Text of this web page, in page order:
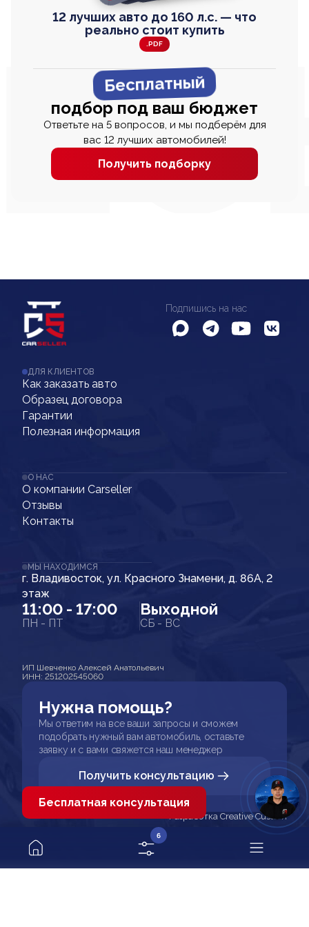
12 лучших авто до 160 л.с. — что
реально стоит купить
.PDF
Бесплатный
подбор под ваш бюджет
Ответьте на 5 вопросов, и мы подберём для
вас 12 лучших автомобилей!
Получить подборку
Подпишись на нас
ДЛЯ КЛИЕНТОВ
Как заказать авто
Образец договора
Гарантии
Полезная информация
О НАС
О компании Carseller
Отзывы
Контакты
МЫ НАХОДИМСЯ
г. Владивосток, ул. Красного Знамени, д. 86А, 2
этаж
11:00 - 17:00
ПН - ПТ
Выходной
СБ - ВС
ИП Шевченко Алексей Анатольевич
ИНН: 251202545060
Нужна помощь?
Мы ответим на все ваши запросы и сможем
подобрать нужный вам автомобиль, оставьте
заявку и с вами свяжется наш менеджер
Получить консультацию
Разработка Creative Custom
6
Бесплатная консультация